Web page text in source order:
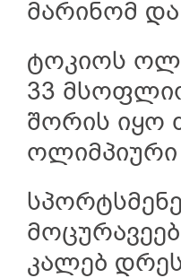
მარინომ
ტოკიოს
33
შორის იყო
კალებ